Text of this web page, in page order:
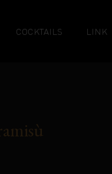
COCKTAILS LINK